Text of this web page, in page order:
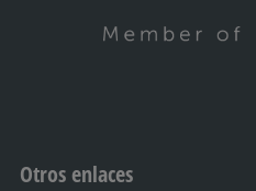
Otros enlaces